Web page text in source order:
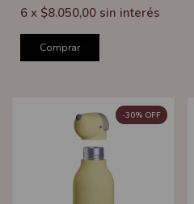
6 x $8.050,00 sin interés
Comprar
-30% OFF